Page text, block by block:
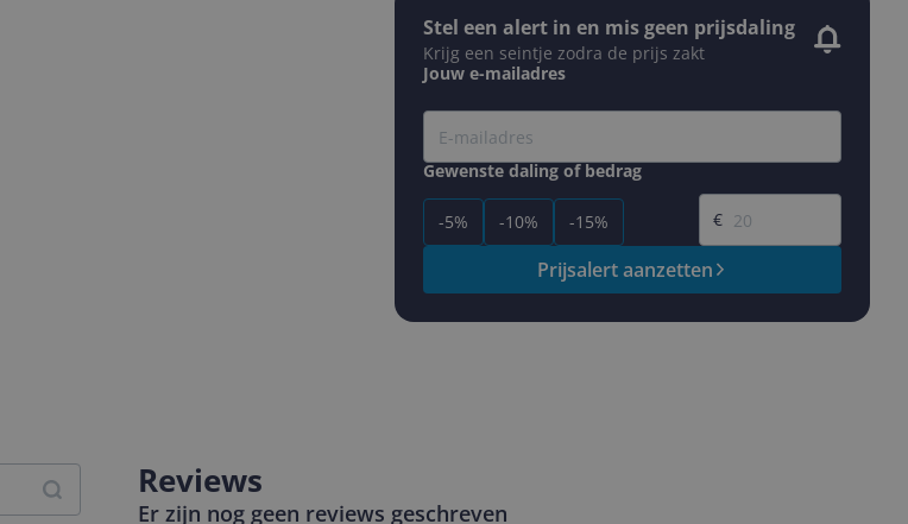
Stel een alert in en mis geen prijsdaling
Krijg een seintje zodra de prijs zakt
Jouw e-mailadres
Gewenste daling of bedrag
-5% -10% -15%
Gewenste prijs
€
Prijsalert aanzetten
Reviews
Er zijn nog geen reviews geschreven